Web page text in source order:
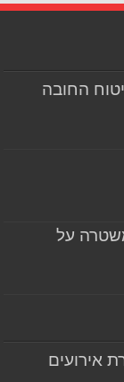
ביטוח החובה
על
אירועים